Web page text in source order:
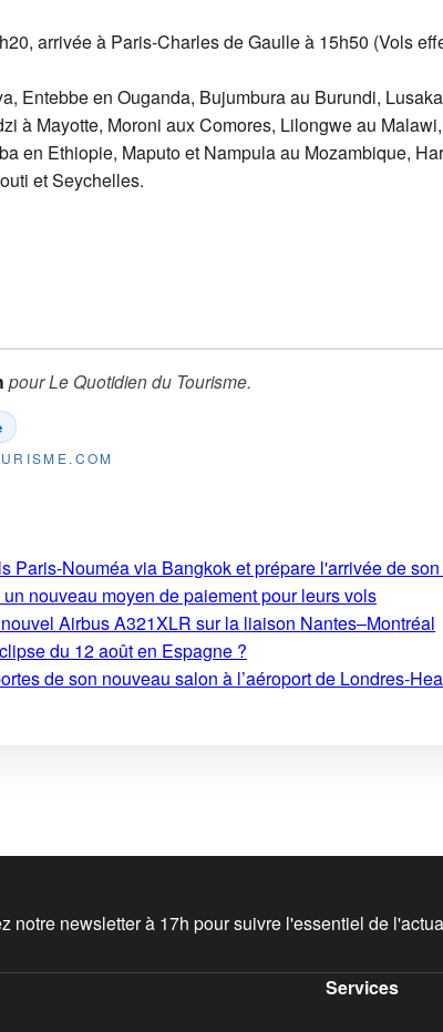
arrivée à Paris-Charles de Gaulle à 15h50 (Vols
Entebbe en Ouganda, Bujumbura au Burundi,
à Mayotte, Moroni aux Comores, Lilongwe au
en Ethiopie, Maputo et Nampula au Mozambique,
et Seychelles.
pourLe Quotidien du Tourisme.
Paris-Nouméa via Bangkok et prépare l'arrivée de
nouveau moyen de paiement pour leurs vols
Airbus A321XLR sur la liaison Nantes–Montréal
du 12 août en Espagne ?
de son nouveau salon à l’aéroport de Londres-
notre newsletter à 17h pour suivre l'essentiel de
Services